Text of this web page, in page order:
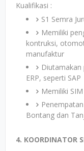
Kualifikasi :
S1 Semra
Memiliki
kontruksi,
manufaktur
ERP, seperti SAP
Memiliki
Bontang dan
4. KOORDINATOR